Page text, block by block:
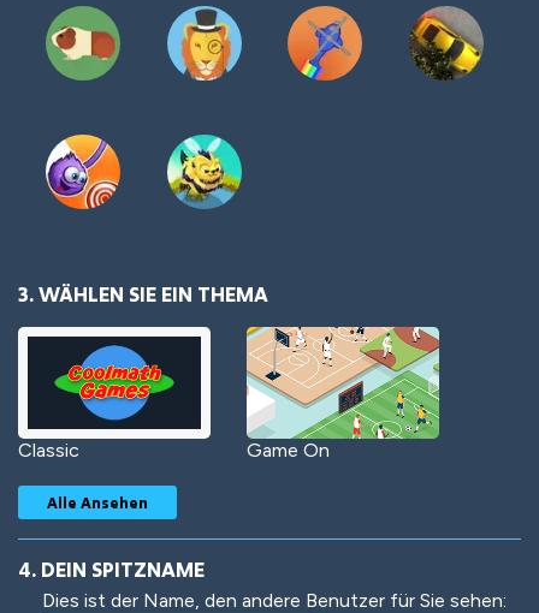
3. WÄHLEN SIE EIN THEMA
Classic Game On
Alle Ansehen
4. DEIN SPITZNAME
Dies ist der Name, den andere Benutzer für Sie sehen: